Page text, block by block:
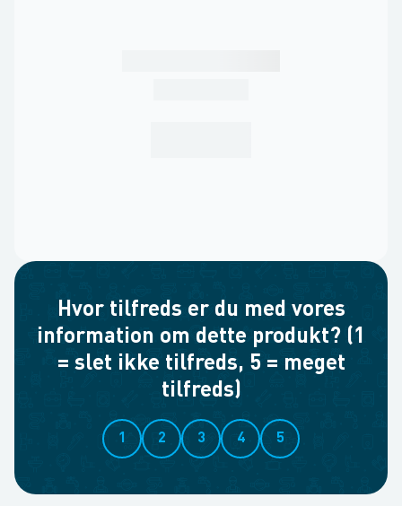
Hvor tilfreds er du med vores
information om dette produkt? (1
= slet ikke tilfreds, 5 = meget
tilfreds)
1 2 3 4 5